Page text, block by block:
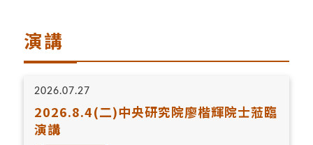
演講
2026.07.27
2026.8.4(二)中央研究院廖楷輝院士蒞臨
演講